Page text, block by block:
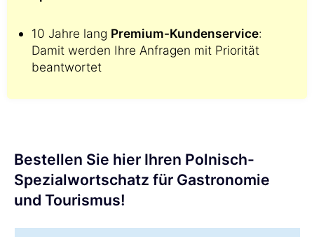
10 Jahre lang Premium-Kundenservice:
Damit werden Ihre Anfragen mit Priorität
beantwortet
Bestellen Sie hier Ihren Polnisch-
Spezialwortschatz für Gastronomie
und Tourismus!